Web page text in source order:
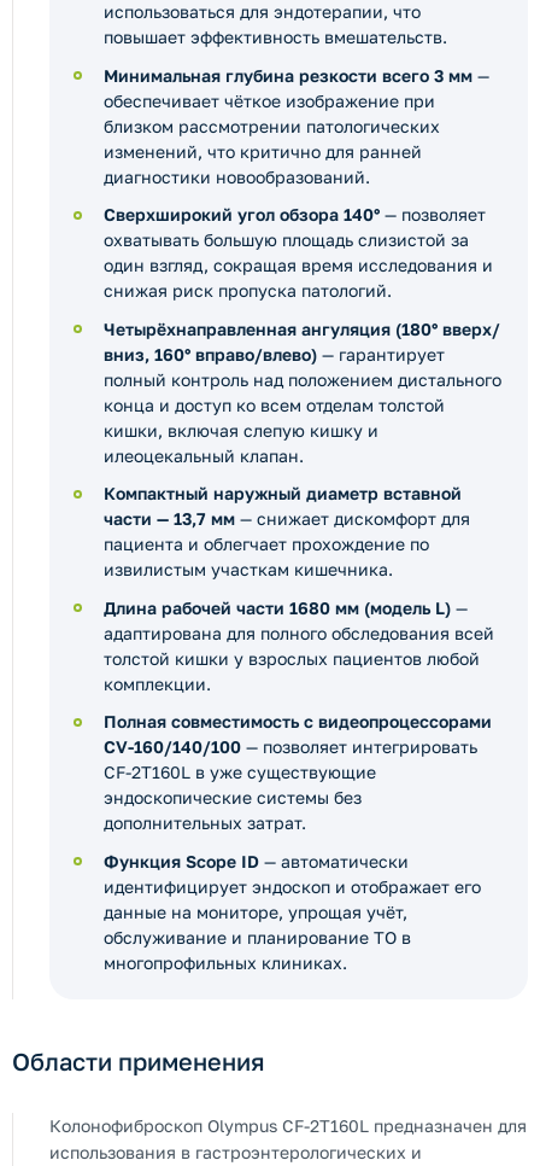
использоваться для эндотерапии, что
повышает эффективность вмешательств.
Минимальная глубина резкости всего 3 мм —
обеспечивает чёткое изображение при
близком рассмотрении патологических
изменений, что критично для ранней
диагностики новообразований.
Сверхширокий угол обзора 140° — позволяет
охватывать большую площадь слизистой за
один взгляд, сокращая время исследования и
снижая риск пропуска патологий.
Четырёхнаправленная ангуляция (180° вверх/
вниз, 160° вправо/влево) — гарантирует
полный контроль над положением дистального
конца и доступ ко всем отделам толстой
кишки, включая слепую кишку и
илеоцекальный клапан.
Компактный наружный диаметр вставной
части — 13,7 мм — снижает дискомфорт для
пациента и облегчает прохождение по
извилистым участкам кишечника.
Длина рабочей части 1680 мм (модель L) —
адаптирована для полного обследования всей
толстой кишки у взрослых пациентов любой
комплекции.
Полная совместимость с видеопроцессорами
CV-160/140/100 — позволяет интегрировать
CF-2T160L в уже существующие
эндоскопические системы без
дополнительных затрат.
Функция Scope ID — автоматически
идентифицирует эндоскоп и отображает его
данные на мониторе, упрощая учёт,
обслуживание и планирование ТО в
многопрофильных клиниках.
Области применения
Колонофиброскоп Olympus CF-2T160L предназначен для
использования в гастроэнтерологических и